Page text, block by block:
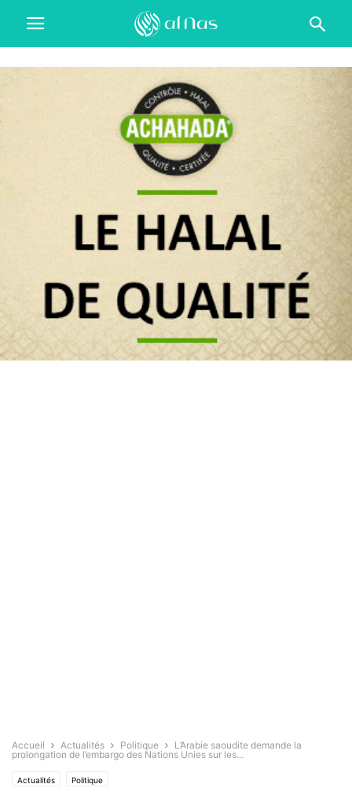
Accueil Actualités Politique
L’Arabie saoudite demande la
prolongation de l’embargo des Nations Unies sur les...
Actualités Politique